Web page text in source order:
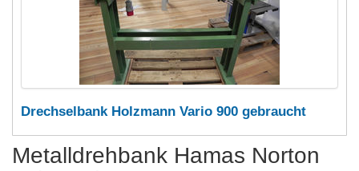
Drechselbank Holzmann Vario 900 gebraucht
Metalldrehbank Hamas Norton